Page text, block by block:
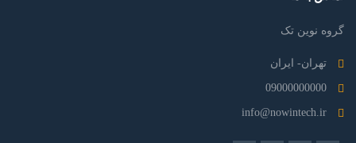
گروه نوین تک
تهران- ایران
09000000000
info@nowintech.ir